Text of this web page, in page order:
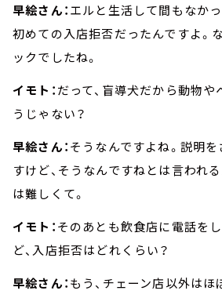
早絵さん：エルと生活して間もなか
初めての入店拒否だったんですよ。
ックでしたね。
イモト：だって、盲導犬だから動物
うじゃない？
早絵さん：そうなんですよね。説明
すけど、そうなんですねとは言われ
は難しくて。
イモト：そのあとも飲食店に電話を
ど、入店拒否はどれくらい？
早絵さん：もう、チェーン店以外はほ